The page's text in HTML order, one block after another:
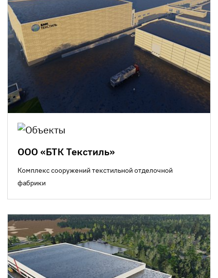
ООО «БТК Текстиль»
Комплекс сооружений текстильной отделочной
фабрики